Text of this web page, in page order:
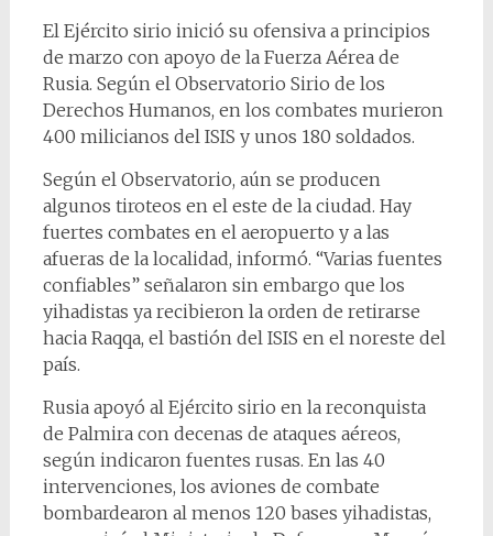
El Ejército sirio inició su ofensiva a principios
de marzo con apoyo de la Fuerza Aérea de
Rusia. Según el Observatorio Sirio de los
Derechos Humanos, en los combates murieron
400 milicianos del ISIS y unos 180 soldados.
Según el Observatorio, aún se producen
algunos tiroteos en el este de la ciudad. Hay
fuertes combates en el aeropuerto y a las
afueras de la localidad, informó. “Varias fuentes
confiables” señalaron sin embargo que los
yihadistas ya recibieron la orden de retirarse
hacia Raqqa, el bastión del ISIS en el noreste del
país.
Rusia apoyó al Ejército sirio en la reconquista
de Palmira con decenas de ataques aéreos,
según indicaron fuentes rusas. En las 40
intervenciones, los aviones de combate
bombardearon al menos 120 bases yihadistas,